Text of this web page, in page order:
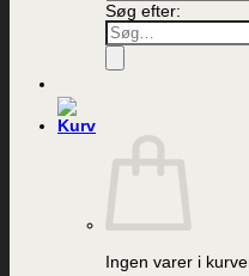
Søg efter:
Ingen varer i